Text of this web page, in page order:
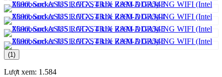
(1)
Lượt xem: 1.584